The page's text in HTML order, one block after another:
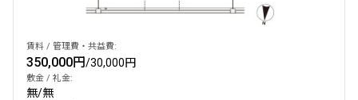
礼金１ヶ月以下
間取り
賃料 / 管理費・共益費:
350,000円/30,000円
敷金 / 礼金:
無/無